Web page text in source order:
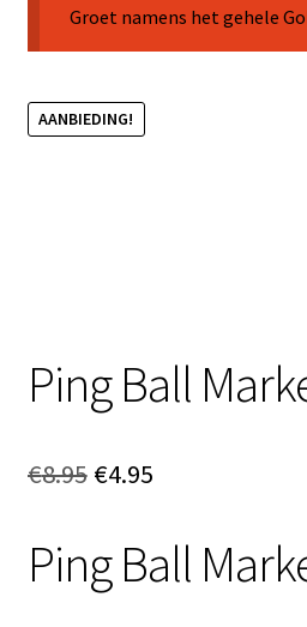
Groet namens het gehele
AANBIEDING!
Ping Ball
€8.95 Oorspronkelijke
was:
€8.95.
€4.95Huidige
is:
Ping Ball